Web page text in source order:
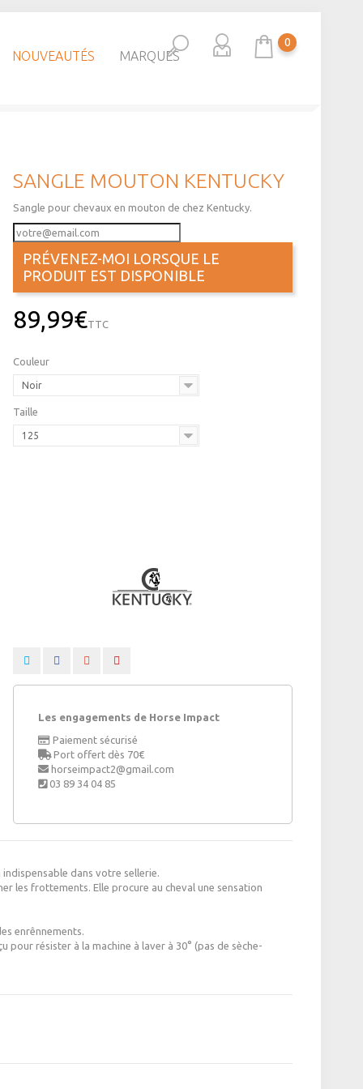
0
NOUVEAUTÉS MARQUES
SANGLE MOUTON KENTUCKY
Sangle pour chevaux en mouton de chez Kentucky.
PRÉVENEZ-MOI LORSQUE LE
PRODUIT EST DISPONIBLE
89,99€TTC
Couleur
Noir
Taille
125
Les engagements de Horse Impact
Paiement sécurisé
Port offert dès 70€
horseimpact2@gmail.com
03 89 34 04 85
dans votre sellerie.
les frottements. Elle procure au cheval une sensation
enrênnements.
pour résister à la machine à laver à 30° (pas de sèche-